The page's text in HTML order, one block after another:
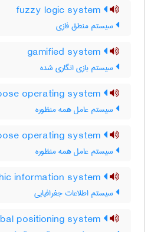
سیستم منطق فازی
سیستم بازی انگاری شده
سیستم عامل همه منظوره
سیستم عامل همه منظوره
سیستم اطلاعات جغرافیایی